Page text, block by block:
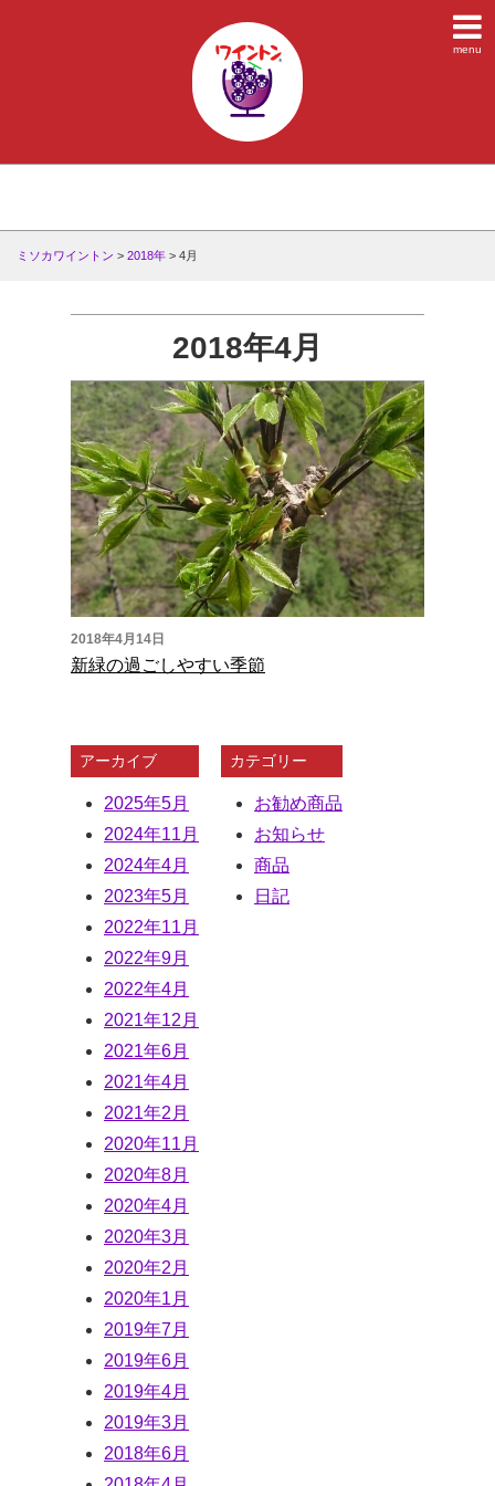
menu
ミソカワイントン > 2018年 > 4月
2018年4月
2018年4月14日
新緑の過ごしやすい季節
アーカイブ
2025年5月
2024年11月
2024年4月
2023年5月
2022年11月
2022年9月
2022年4月
2021年12月
2021年6月
2021年4月
2021年2月
2020年11月
2020年8月
2020年4月
2020年3月
2020年2月
2020年1月
2019年7月
2019年6月
2019年4月
2019年3月
2018年6月
カテゴリー
お勧め商品
お知らせ
商品
日記